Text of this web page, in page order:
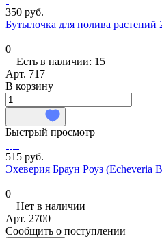
350 руб.
Бутылочка для полива растений
0
Есть в наличии: 15
Арт. 717
В корзину
Быстрый просмотр
515 руб.
Эхеверия Браун Роуз (Echeveria
0
Нет в наличии
Арт. 2700
Сообщить о поступлении